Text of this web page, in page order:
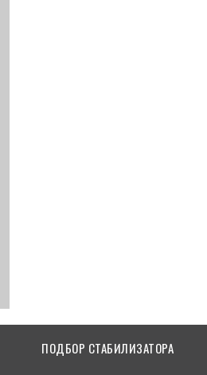
ПОДБОР СТАБИЛИЗАТОРА